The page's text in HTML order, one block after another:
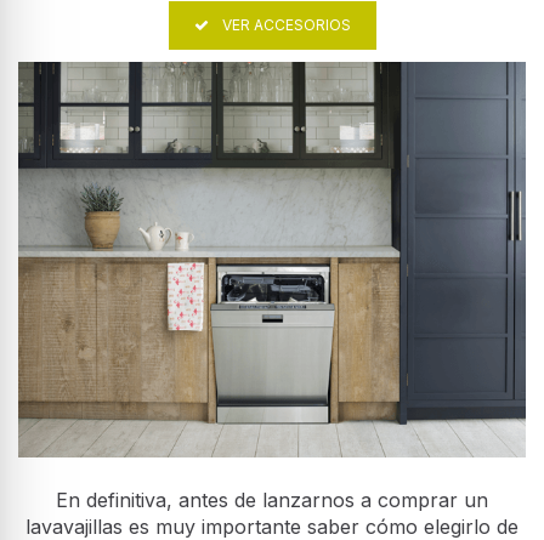
VER ACCESORIOS
En definitiva, antes de lanzarnos a comprar un
lavavajillas es muy importante saber cómo elegirlo de